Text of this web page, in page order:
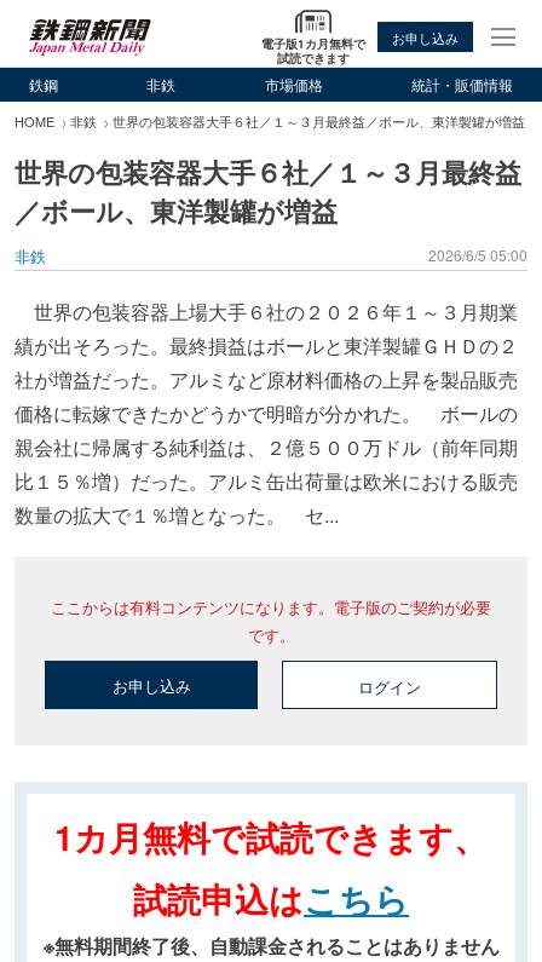
電子版1カ月無料で
試読できます
お申し込み
鉄鋼 非鉄 市場価格 統計・販価情報
HOME 非鉄 世界の包装容器大手６社／１～３月最終益／ボール、東洋製罐が増益
世界の包装容器大手６社／１～３月最終益
／ボール、東洋製罐が増益
非鉄 2026/6/5 05:00
世界の包装容器上場大手６社の２０２６年１～３月期業
績が出そろった。最終損益はボールと東洋製罐ＧＨＤの２
社が増益だった。アルミなど原材料価格の上昇を製品販売
価格に転嫁できたかどうかで明暗が分かれた。 ボールの
親会社に帰属する純利益は、２億５００万ドル（前年同期
比１５％増）だった。アルミ缶出荷量は欧米における販売
数量の拡大で１％増となった。 セ...
ここからは有料コンテンツになります。電子版のご契約が必要
です。
お申し込み ログイン
1カ月無料で試読できます、
試読申込はこちら
※無料期間終了後、自動課金されることはありません